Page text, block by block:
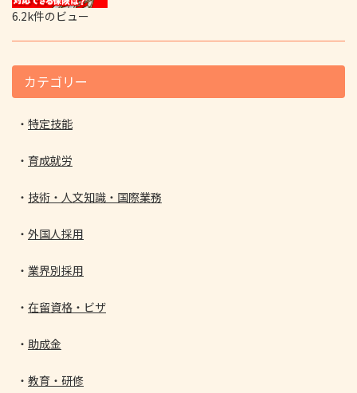
6.2k件のビュー
カテゴリー
特定技能
育成就労
技術・人文知識・国際業務
外国人採用
業界別採用
在留資格・ビザ
助成金
教育・研修